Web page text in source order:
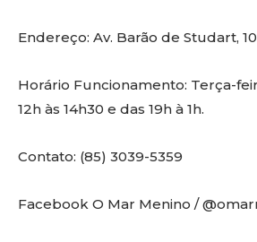
Endereço: Av. Barão de Studart,
Horário Funcionamento: Terça-
12h às 14h30 e das 19h à 1h.
Contato: (85) 3039-5359
Facebook O Mar Menino /